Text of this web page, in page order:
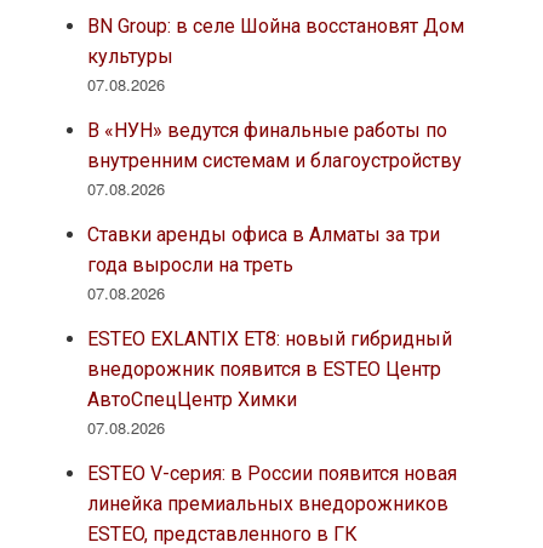
BN Group: в селе Шойна восстановят Дом
культуры
07.08.2026
В «НУН» ведутся финальные работы по
внутренним системам и благоустройству
07.08.2026
Ставки аренды офиса в Алматы за три
года выросли на треть
07.08.2026
ESTEO EXLANTIX ET8: новый гибридный
внедорожник появится в ESTEO Центр
АвтоСпецЦентр Химки
07.08.2026
ESTEO V-серия: в России появится новая
линейка премиальных внедорожников
ESTEO, представленного в ГК